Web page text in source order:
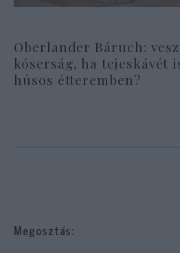
Oberlander Báruch:
kóserság, ha tejeskávét
húsos étteremben?
Megosztás: